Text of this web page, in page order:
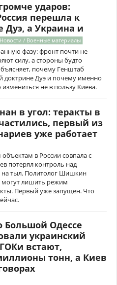
ударов:
перешла к
Дуэ, а Украина и
Новости / Военные материалы
фазу: фронт почти не
силу, а стороны будто
почему Генштаб
доктрине Дуэ и почему именно
не в пользу Киева.
в угол: теракты в
первый из
уже работает
в России совпала с
потерял контроль над
на тыл. Политолог Шишкин
могут лишить режим
Первый уже запущен. Что
Большой Одессе
украинский
встают,
тонн, а Киев